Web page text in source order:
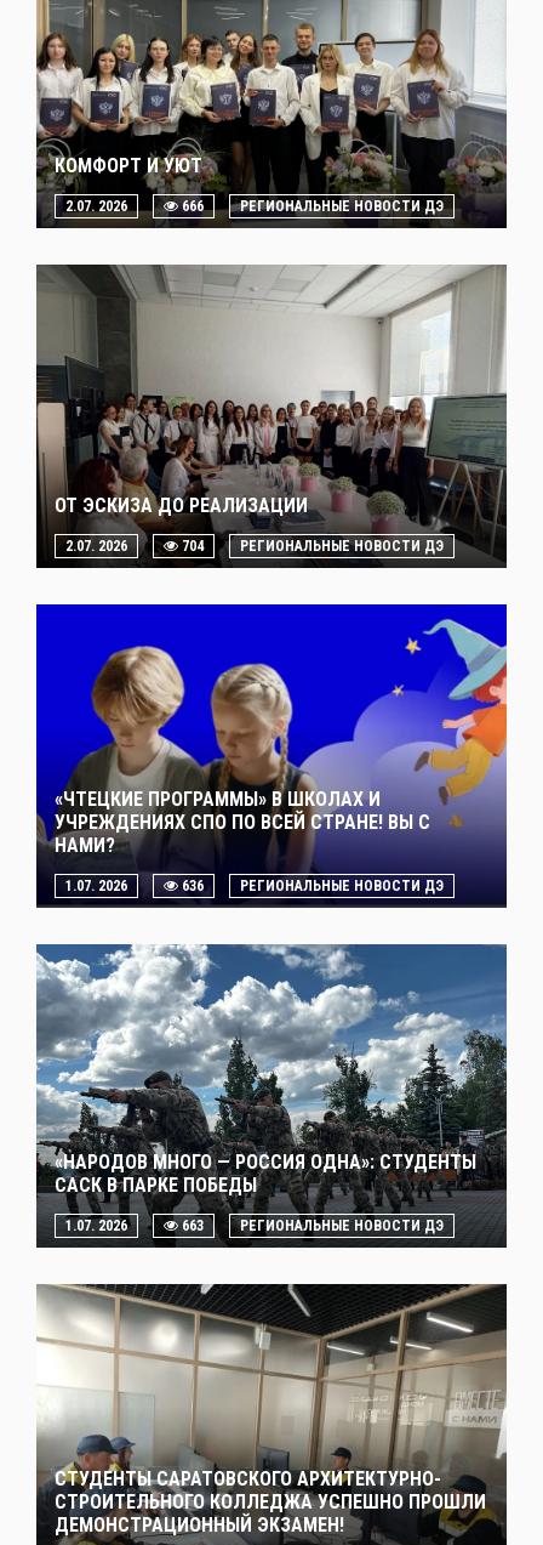
КОМФОРТ И УЮТ
2.07. 2026 666 РЕГИОНАЛЬНЫЕ НОВОСТИ ДЭ
ОТ ЭСКИЗА ДО РЕАЛИЗАЦИИ
2.07. 2026 704 РЕГИОНАЛЬНЫЕ НОВОСТИ ДЭ
«ЧТЕЦКИЕ ПРОГРАММЫ» В ШКОЛАХ И
УЧРЕЖДЕНИЯХ СПО ПО ВСЕЙ СТРАНЕ! ВЫ С
НАМИ?
1.07. 2026 636 РЕГИОНАЛЬНЫЕ НОВОСТИ ДЭ
«НАРОДОВ МНОГО — РОССИЯ ОДНА»: СТУДЕНТЫ
САСК В ПАРКЕ ПОБЕДЫ
1.07. 2026 663 РЕГИОНАЛЬНЫЕ НОВОСТИ ДЭ
СТУДЕНТЫ САРАТОВСКОГО АРХИТЕКТУРНО-
СТРОИТЕЛЬНОГО КОЛЛЕДЖА УСПЕШНО ПРОШЛИ
ДЕМОНСТРАЦИОННЫЙ ЭКЗАМЕН!